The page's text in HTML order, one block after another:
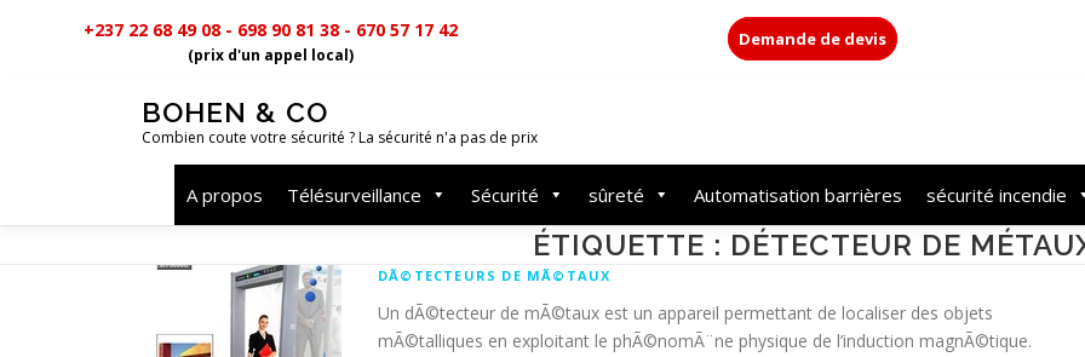
+237 22 68 49 08 - 698 90 81 38 - 670 57 17 42
(prix d'un appel local)
Demande de devis
BOHEN & CO
Combien coute votre sécurité ? La sécurité n'a pas de prix
A propos Télésurveillance Sécurité sûreté Automatisation barrières sécurité incendie
ÉTIQUETTE : DÉTECTEUR DE
DÃ©TECTEURS DE MÃ©TAUX
Un dÃ©tecteur de mÃ©taux est un appareil permettant de localiser des objets
mÃ©talliques en exploitant le phÃ©nomÃ¨ne physique de l’induction magnÃ©tique.